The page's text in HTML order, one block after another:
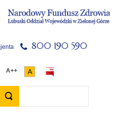
Menu
główne
Menu
lewe
Treść
główna
Szukaj
w
serwisie
Stopka
800 190 590
A